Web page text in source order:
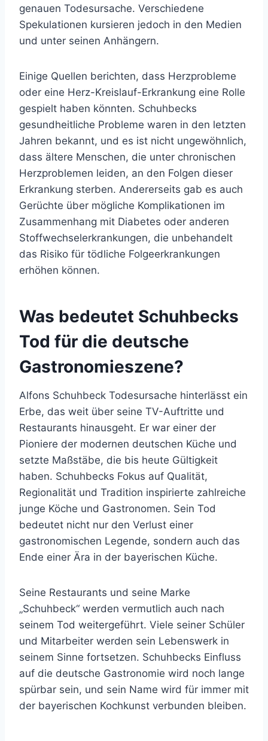
genauen Todesursache. Verschiedene
Spekulationen kursieren jedoch in den Medien
und unter seinen Anhängern.
Einige Quellen berichten, dass Herzprobleme
oder eine Herz-Kreislauf-Erkrankung eine Rolle
gespielt haben könnten. Schuhbecks
gesundheitliche Probleme waren in den letzten
Jahren bekannt, und es ist nicht ungewöhnlich,
dass ältere Menschen, die unter chronischen
Herzproblemen leiden, an den Folgen dieser
Erkrankung sterben. Andererseits gab es auch
Gerüchte über mögliche Komplikationen im
Zusammenhang mit Diabetes oder anderen
Stoffwechselerkrankungen, die unbehandelt
das Risiko für tödliche Folgeerkrankungen
erhöhen können.
Was bedeutet Schuhbecks
Tod für die deutsche
Gastronomieszene?
Alfons Schuhbeck Todesursache hinterlässt ein
Erbe, das weit über seine TV-Auftritte und
Restaurants hinausgeht. Er war einer der
Pioniere der modernen deutschen Küche und
setzte Maßstäbe, die bis heute Gültigkeit
haben. Schuhbecks Fokus auf Qualität,
Regionalität und Tradition inspirierte zahlreiche
junge Köche und Gastronomen. Sein Tod
bedeutet nicht nur den Verlust einer
gastronomischen Legende, sondern auch das
Ende einer Ära in der bayerischen Küche.
Seine Restaurants und seine Marke
„Schuhbeck“ werden vermutlich auch nach
seinem Tod weitergeführt. Viele seiner Schüler
und Mitarbeiter werden sein Lebenswerk in
seinem Sinne fortsetzen. Schuhbecks Einfluss
auf die deutsche Gastronomie wird noch lange
spürbar sein, und sein Name wird für immer mit
der bayerischen Kochkunst verbunden bleiben.